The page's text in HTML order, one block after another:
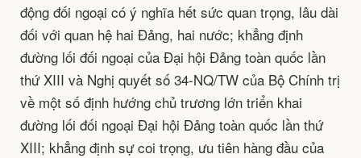
động đối ngoại có ý nghĩa hết sức quan trọng, lâu dài
đối với quan hệ hai Đảng, hai nước; khẳng định
đường lối đối ngoại của Đại hội Đảng toàn quốc lần
thứ XIII và Nghị quyết số 34-NQ/TW của Bộ Chính trị
về một số định hướng chủ trương lớn triển khai
đường lối đối ngoại Đại hội Đảng toàn quốc lần thứ
XIII; khẳng định sự coi trọng, ưu tiên hàng đầu của